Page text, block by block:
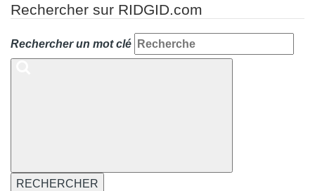
Rechercher sur RIDGID.com
Rechercher un mot clé
RECHERCHER